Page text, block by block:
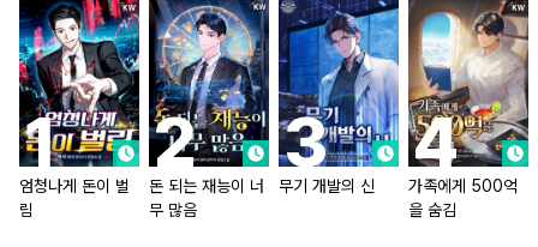
엄청나게 돈이 벌
림
돈 되는 재능이 너
무 많음
무기 개발의 신
가족에게 500억
을 숨김